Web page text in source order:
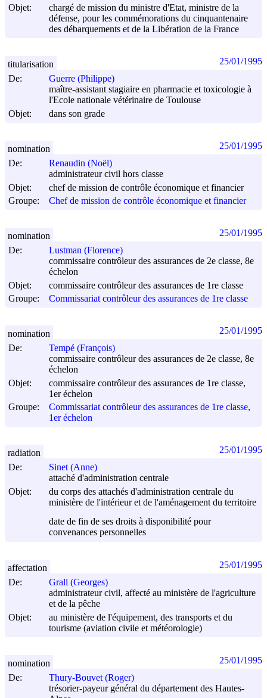
Objet:
chargé de mission du ministre d'Etat, ministre de la
défense, pour les commémorations du cinquantenaire
des débarquements et de la Libération de la France
De:
Guerre (Philippe)
maître-assistant stagiaire en pharmacie et toxicologie à
l'Ecole nationale vétérinaire de Toulouse
Objet:
dans son grade
titularisation 25/01/1995
De:
Renaudin (Noël)
administrateur civil hors classe
Objet:
chef de mission de contrôle économique et financier
Groupe:
Chef de mission de contrôle économique et financier
nomination 25/01/1995
De:
Lustman (Florence)
commissaire contrôleur des assurances de 2e classe, 8e
échelon
Objet:
commissaire contrôleur des assurances de 1re classe
Groupe:
Commissariat contrôleur des assurances de 1re classe
nomination 25/01/1995
De:
Tempé (François)
commissaire contrôleur des assurances de 2e classe, 8e
échelon
Objet:
commissaire contrôleur des assurances de 1re classe,
1er échelon
Groupe:
Commissariat contrôleur des assurances de 1re classe,
1er échelon
nomination 25/01/1995
De:
Sinet (Anne)
attaché d'administration centrale
Objet:
du corps des attachés d'administration centrale du
ministère de l'intérieur et de l'aménagement du territoire
date de fin de ses droits à disponibilité pour
convenances personnelles
radiation 25/01/1995
De:
Grall (Georges)
administrateur civil, affecté au ministère de l'agriculture
et de la pêche
Objet:
au ministère de l'équipement, des transports et du
tourisme (aviation civile et météorologie)
affectation 25/01/1995
De:
Thury-Bouvet (Roger)
trésorier-payeur général du département des Hautes-
nomination 25/01/1995